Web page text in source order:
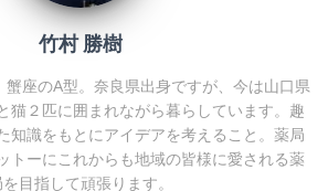
竹村 勝樹
蟹座のA型。奈良県出身ですが、今は山口県
猫２匹に囲まれながら暮らしています。趣
知識をもとにアイデアを考えること。薬局
トーにこれからも地域の皆様に愛される薬
を目指して頑張ります。